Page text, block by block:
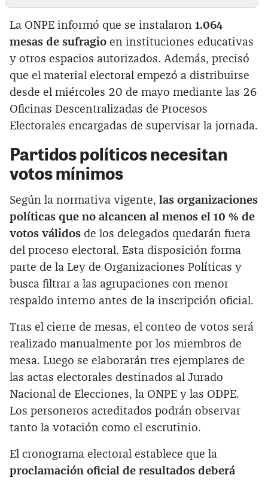
La ONPE informó que se instalaron 1.064
mesas de sufragio en instituciones educativas
y otros espacios autorizados. Además, precisó
que el material electoral empezó a distribuirse
desde el miércoles 20 de mayo mediante las 26
Oficinas Descentralizadas de Procesos
Electorales encargadas de supervisar la jornada.
Partidos políticos necesitan
votos mínimos
Según la normativa vigente, las organizaciones
políticas que no alcancen al menos el 10 % de
votos válidos de los delegados quedarán fuera
del proceso electoral. Esta disposición forma
parte de la Ley de Organizaciones Políticas y
busca filtrar a las agrupaciones con menor
respaldo interno antes de la inscripción oficial.
Tras el cierre de mesas, el conteo de votos será
realizado manualmente por los miembros de
mesa. Luego se elaborarán tres ejemplares de
las actas electorales destinados al Jurado
Nacional de Elecciones, la ONPE y las ODPE.
Los personeros acreditados podrán observar
tanto la votación como el escrutinio.
El cronograma electoral establece que la
proclamación oficial de resultados deberá